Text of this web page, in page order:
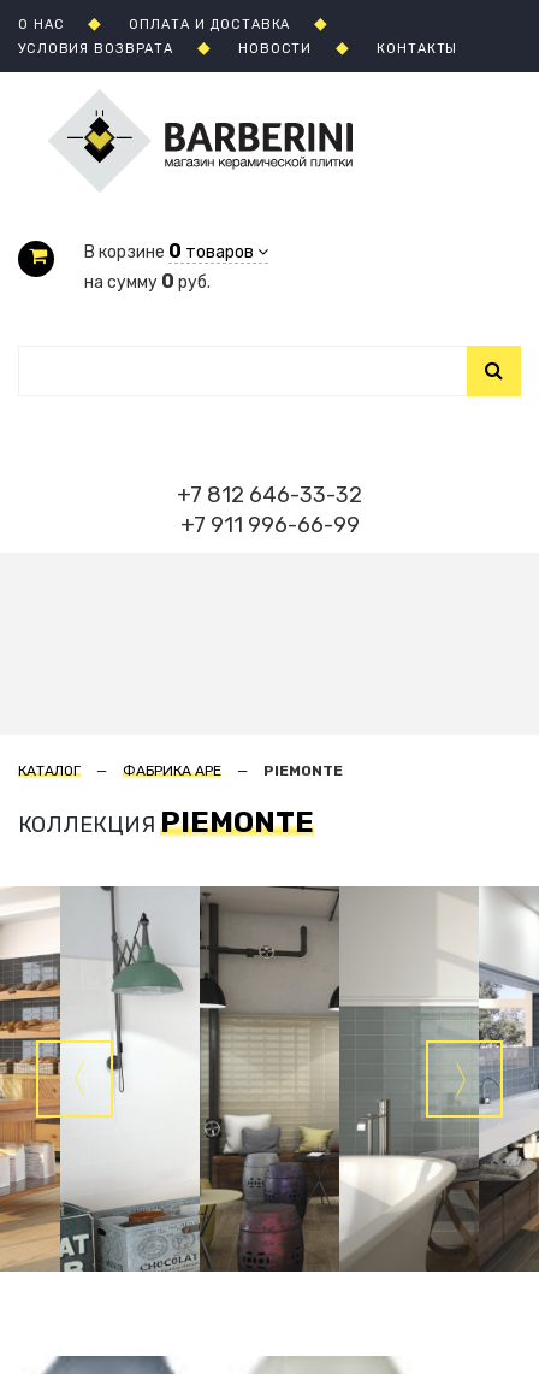
О НАС
ОПЛАТА И ДОСТАВКА
УСЛОВИЯ ВОЗВРАТА
НОВОСТИ КОНТАКТЫ
В корзине 0 товаров
на сумму 0 руб.
+7 812 646-33-32
+7 911 996-66-99
КАТАЛОГ ФАБРИКА APE PIEMONTE
КОЛЛЕКЦИЯ PIEMONTE